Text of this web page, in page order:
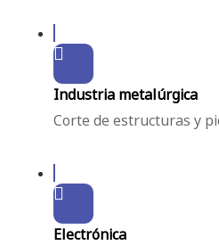
Industria metalúrgica
Corte de estructuras y
Electrónica